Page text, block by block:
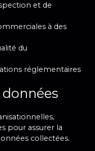
et de
à des
du
réglementaires
pour assurer la
collectées.